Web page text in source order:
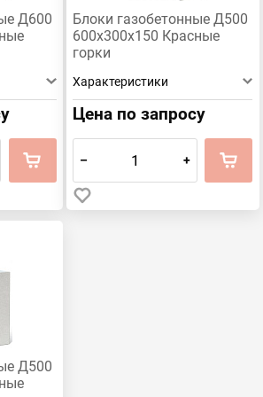
Д600
Блоки газобетонные Д500
600х300х150 Красные
горки
Характеристики
Цена по запросу
– +
Д500